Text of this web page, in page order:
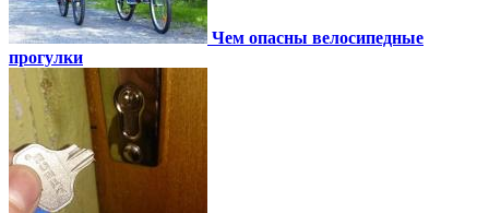
Чем опасны велосипедные
прогулки